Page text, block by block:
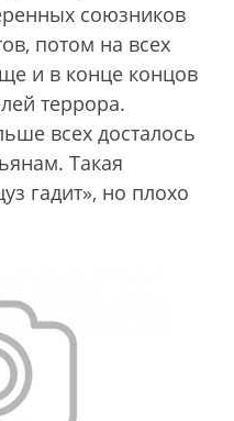
союзников
потом на всех
и в конце концов
террора.
всех досталось
Такая
гадит», но плохо